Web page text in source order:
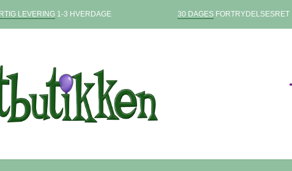
LEVERING1-3 HVERDAGE 30 DAGESFORTRYDELSESRET